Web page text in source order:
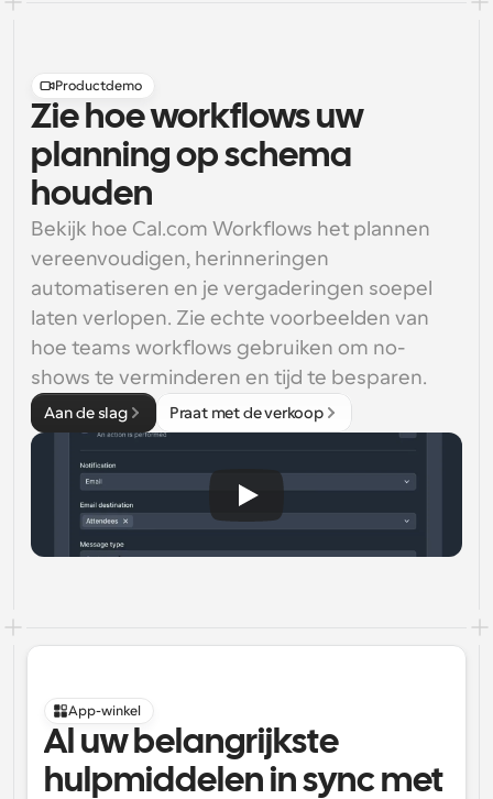
Productdemo
Zie hoe workflows uw
planning op schema
houden
Bekijk hoe Cal.com Workflows het plannen
vereenvoudigen, herinneringen
automatiseren en je vergaderingen soepel
laten verlopen. Zie echte voorbeelden van
hoe teams workflows gebruiken om no-
shows te verminderen en tijd te besparen.
Aan de slag Praat met de verkoop
App-winkel
Al uw belangrijkste
hulpmiddelen in sync met